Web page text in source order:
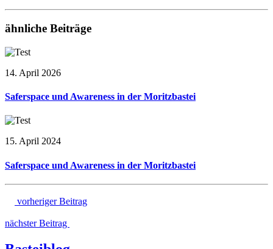
ähnliche Beiträge
14. April 2026
Saferspace und Awareness in der Moritzbastei
15. April 2024
Saferspace und Awareness in der Moritzbastei
vorheriger Beitrag
nächster Beitrag